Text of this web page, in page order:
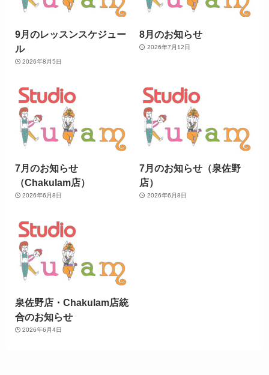
9月のレッスンスケジュー
ル
2026年8月5日
8月のお知らせ
2026年7月12日
7月のお知らせ
（Chakulam店）
2026年6月8日
7月のお知らせ（泉佐野
店）
2026年6月8日
泉佐野店・Chakulam店統
合のお知らせ
2026年6月4日